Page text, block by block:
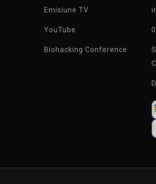
Emisiune TV
YouTube
Biohacking Conference